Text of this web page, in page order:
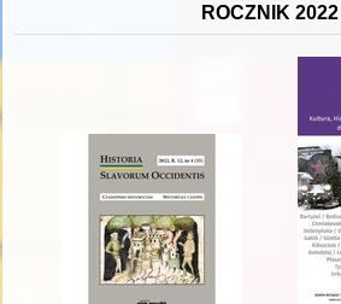
ROCZNIK 2022